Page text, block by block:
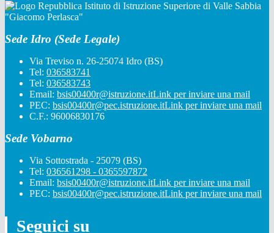
Istituto di Istruzione Superiore di Valle Sabbia
"Giacomo Perlasca"
Sede Idro (Sede Legale)
Via Treviso n. 26-25074 Idro (BS)
Tel: 036583741
Tel: 036583743
Email: bsis00400r@istruzione.itLink per inviare una mail
PEC: bsis00400r@pec.istruzione.itLink per inviare una mail
C.F.: 96006830176
Sede Vobarno
Via Sottostrada - 25079 (BS)
Tel: 036561298 - 0365597872
Email: bsis00400r@istruzione.itLink per inviare una mail
PEC: bsis00400r@pec.istruzione.itLink per inviare una mail
Seguici su